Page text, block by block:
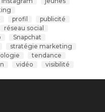
profil
publicité
réseau social
Snapchat
stratégie marketing
tendance
vidéo
visibilité